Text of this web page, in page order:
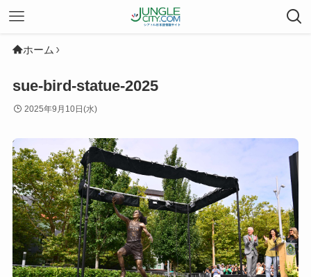
ホーム
sue-bird-statue-2025
2025年9月10日(水)